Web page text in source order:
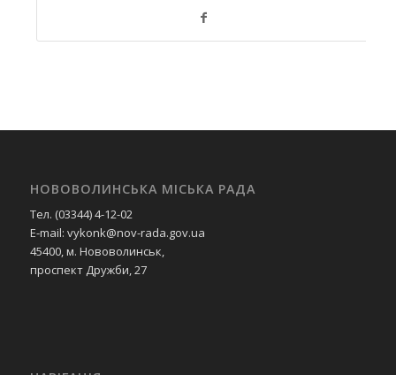
НОВОВОЛИНСЬКА МІСЬКА РАДА
Тел. (03344) 4-12-02
E-mail: vykonk@nov-rada.gov.ua
45400, м. Нововолинськ,
проспект Дружби, 27